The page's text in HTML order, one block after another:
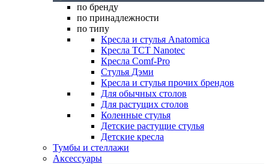
по бренду
по принадлежности
по типу
Кресла и стулья Anatomica
Кресла TCT Nanotec
Кресла Comf-Pro
Стулья Дэми
Кресла и стулья прочих брендов
Для обычных столов
Для растущих столов
Коленные стулья
Детские растущие стулья
Детские кресла
Тумбы и стеллажи
Аксессуары